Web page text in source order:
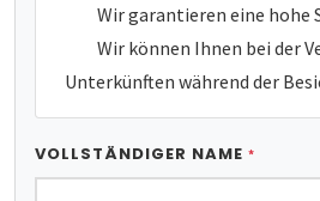
Wir garantieren eine hohe
Wir können Ihnen bei der
Unterkünften während der
VOLLSTÄNDIGER NAME *